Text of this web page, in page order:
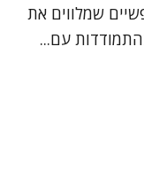
שמלווים את
עם...